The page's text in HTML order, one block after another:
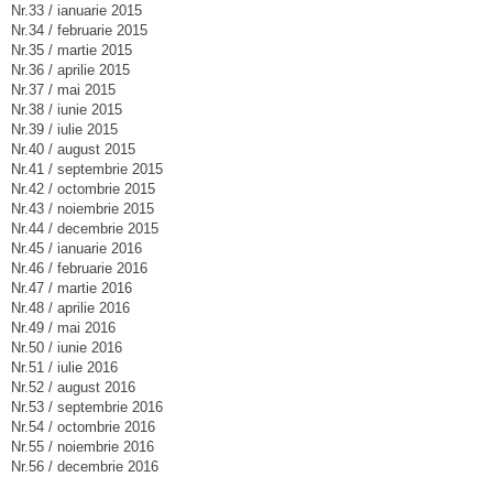
Nr.33 / ianuarie 2015
Nr.34 / februarie 2015
Nr.35 / martie 2015
Nr.36 / aprilie 2015
Nr.37 / mai 2015
Nr.38 / iunie 2015
Nr.39 / iulie 2015
Nr.40 / august 2015
Nr.41 / septembrie 2015
Nr.42 / octombrie 2015
Nr.43 / noiembrie 2015
Nr.44 / decembrie 2015
Nr.45 / ianuarie 2016
Nr.46 / februarie 2016
Nr.47 / martie 2016
Nr.48 / aprilie 2016
Nr.49 / mai 2016
Nr.50 / iunie 2016
Nr.51 / iulie 2016
Nr.52 / august 2016
Nr.53 / septembrie 2016
Nr.54 / octombrie 2016
Nr.55 / noiembrie 2016
Nr.56 / decembrie 2016